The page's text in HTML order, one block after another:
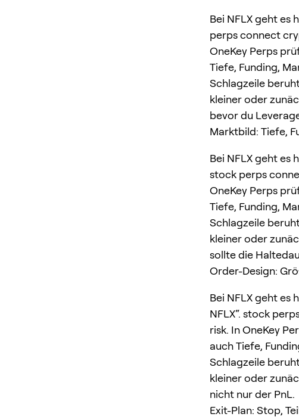
Bei NFLX geht es
perps connect
OneKey Perps
Tiefe, Funding,
Schlagzeile
kleiner oder
bevor du
Marktbild: Tiefe,
Bei NFLX geht es
stock perps
OneKey Perps
Tiefe, Funding,
Schlagzeile
kleiner oder
sollte die
Order-Design:
Bei NFLX geht es
NFLX“. stock
risk. In OneKey
auch Tiefe,
Schlagzeile
kleiner oder
nicht nur der PnL.
Exit-Plan: Stop,